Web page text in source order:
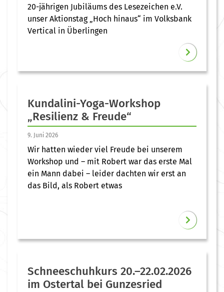
20-jährigen Jubiläums des Lesezeichen e.V.
unser Aktionstag „Hoch hinaus“ im Volksbank
Vertical in Überlingen
Kundalini-Yoga-Workshop
„Resilienz & Freude“
9. Juni 2026
Wir hatten wieder viel Freude bei unserem
Workshop und – mit Robert war das erste Mal
ein Mann dabei – leider dachten wir erst an
das Bild, als Robert etwas
Schneeschuhkurs 20.–22.02.2026
im Ostertal bei Gunzesried